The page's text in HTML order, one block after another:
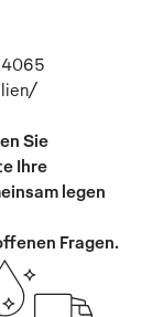
Sie
Ihre
legen
Fragen.